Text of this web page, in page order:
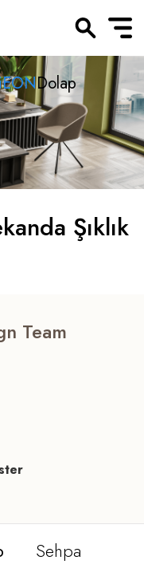
EONDolap
Şıklık
Team
Sehpa